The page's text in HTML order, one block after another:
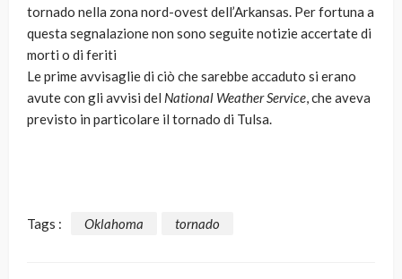
tornado nella zona nord-ovest dell’Arkansas. Per fortuna a
questa segnalazione non sono seguite notizie accertate di
morti o di feriti
Le prime avvisaglie di ciò che sarebbe accaduto si erano
avute con gli avvisi del National Weather Service, che aveva
previsto in particolare il tornado di Tulsa.
Tags : Oklahoma tornado